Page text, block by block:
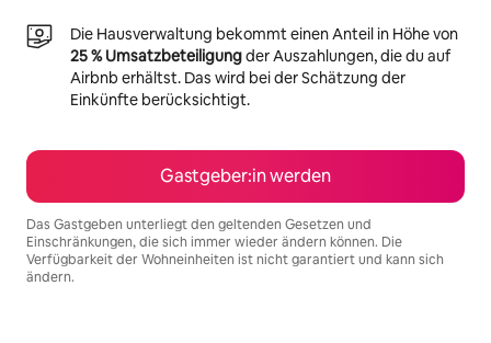
Die Hausverwaltung bekommt einen Anteil in Höhe von
25 % Umsatzbeteiligungder Auszahlungen, die du auf
Airbnb erhältst. Das wird bei der Schätzung der
Einkünfte berücksichtigt.
Gastgeber:in werden
Das Gastgeben unterliegt den geltenden Gesetzen und
Einschränkungen, die sich immer wieder ändern können. Die
Verfügbarkeit der Wohneinheiten ist nicht garantiert und kann sich
ändern.